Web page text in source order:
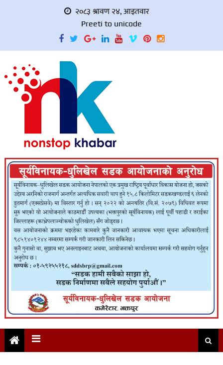
२०८३ श्रावण २४, आइतवार
Preeti to unicode